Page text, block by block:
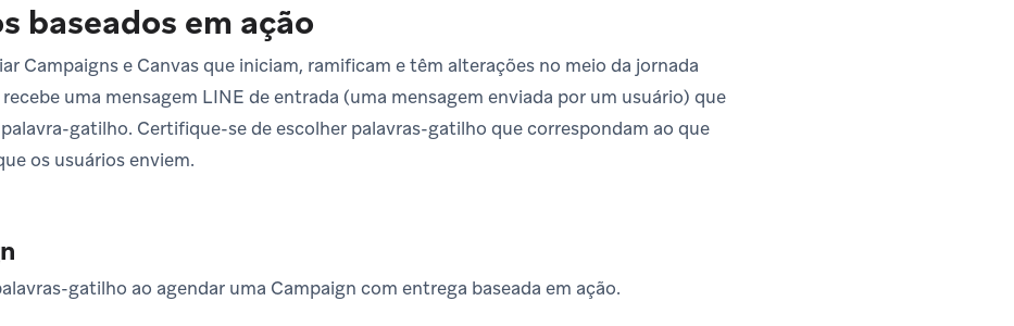
baseados em ação
Campaigns e Canvas que iniciam, ramificam e têm alterações no meio da jornada
uma mensagem LINE de entrada (uma mensagem enviada por um usuário) que
gatilho. Certifique-se de escolher palavras-gatilho que correspondam ao que
os usuários enviem.
gatilho ao agendar uma Campaign com entrega baseada em ação.